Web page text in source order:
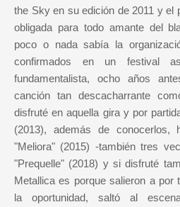
the Sky en su edición de 2011 y el
obligada para todo amante del
poco o nada sabía la
confirmados en un festival
fundamentalista, ocho años
canción tan descacharrante
disfruté en aquella gira y por
(2013), además de conocerlos,
"Meliora" (2015) -también tres
"Prequelle" (2018) y si disfruté
Metallica es porque salieron a por
la oportunidad, saltó al